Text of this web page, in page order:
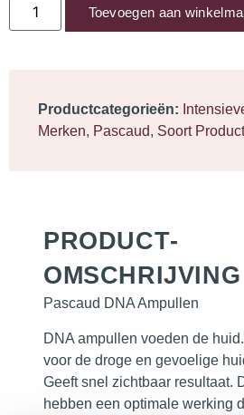
Toevoegen aan
Productcategorieën:
Merken, Pascaud, Soort Product
PRODUCT­
OMSCHRIJVING
Pascaud DNA Ampullen
DNA ampullen voeden de
voor de droge en gevoelige
Geeft snel zichtbaar resultaat.
hebben een optimale werking